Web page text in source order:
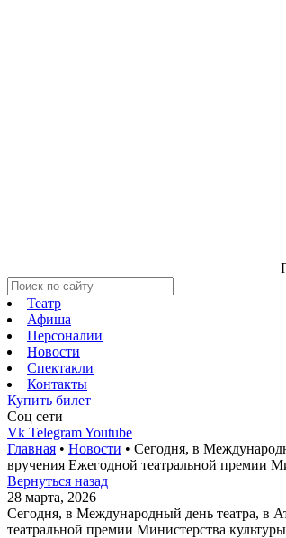
Театр
Афиша
Персоналии
Новости
Спектакли
Контакты
Купить билет
Соц cети
Vk TelegramYoutube
Главная • Новости • Сегодня, в
вручения Ежегодной театральной премии
Вернуться назад
28 марта, 2026
Сегодня, в Международный день театра, в
театральной премии Министерства